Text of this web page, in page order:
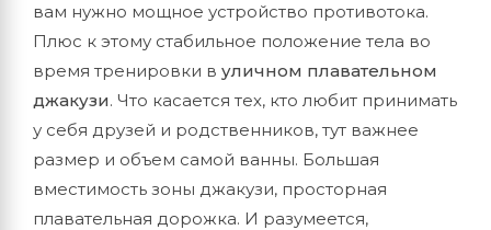
вам нужно мощное устройство противотока.
Плюс к этому стабильное положение тела во
время тренировки в уличном плавательном
джакузи. Что касается тех, кто любит принимать
у себя друзей и родственников, тут важнее
размер и объем самой ванны. Большая
вместимость зоны джакузи, просторная
плавательная дорожка. И разумеется,